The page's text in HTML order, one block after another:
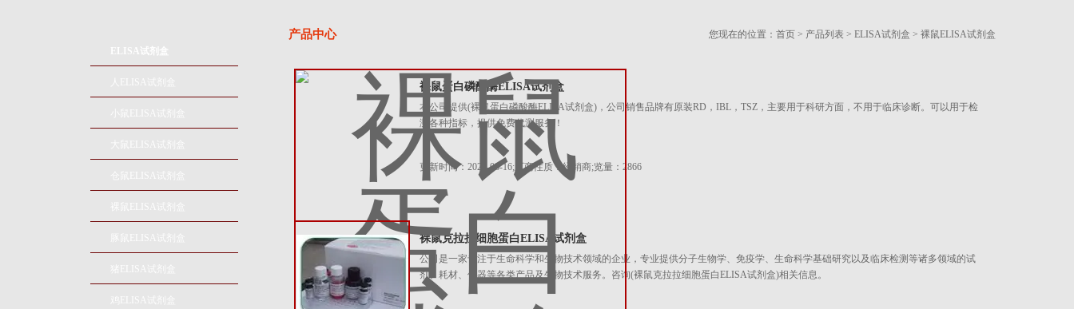
ELISA试剂盒
产品中心 您现在的位置： 首页 > 产品列表 > ELISA试剂盒 > 裸鼠ELISA试剂盒
裸鼠蛋白磷酸酶ELISA试剂盒
本公司提供(裸鼠蛋白磷酸酶ELISA试剂盒)，公司销售品牌有原装RD，IBL，TSZ，主要用于科研方面，不用于临床诊断。可以用于检
测各种指标，提供免费代测服务！
更新时间：2024-08-16;厂商性质：经销商;览量：2866
裸鼠克拉拉细胞蛋白ELISA试剂盒
公司是一家专注于生命科学和生物技术领域的企业，专业提供分子生物学、免疫学、生命科学基础研究以及临床检测等诸多领域的试
剂、耗材、仪器等各类产品及生物技术服务。咨询(裸鼠克拉拉细胞蛋白ELISA试剂盒)相关信息。